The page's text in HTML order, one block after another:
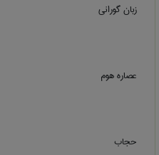
زبان گورانی
عصاره هوم
حجاب